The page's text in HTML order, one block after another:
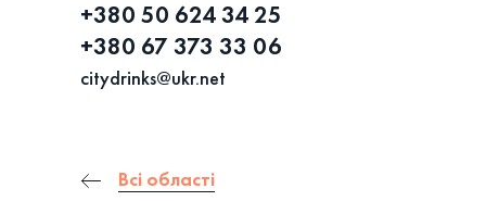
+380 50 624 34 25
citydrinks@ukr.net
Всі області
+380 67 373 33 06